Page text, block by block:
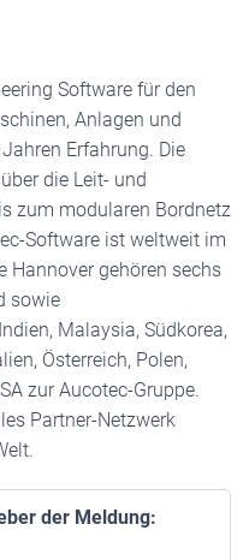
Software für den
Anlagen und
Erfahrung. Die
die Leit- und
zum modularen Bordnetz
Software ist weltweit im
Hannover gehören sechs
sowie
Malaysia, Südkorea,
Österreich, Polen,
zur Aucotec-Gruppe.
Partner-Netzwerk
der Meldung: